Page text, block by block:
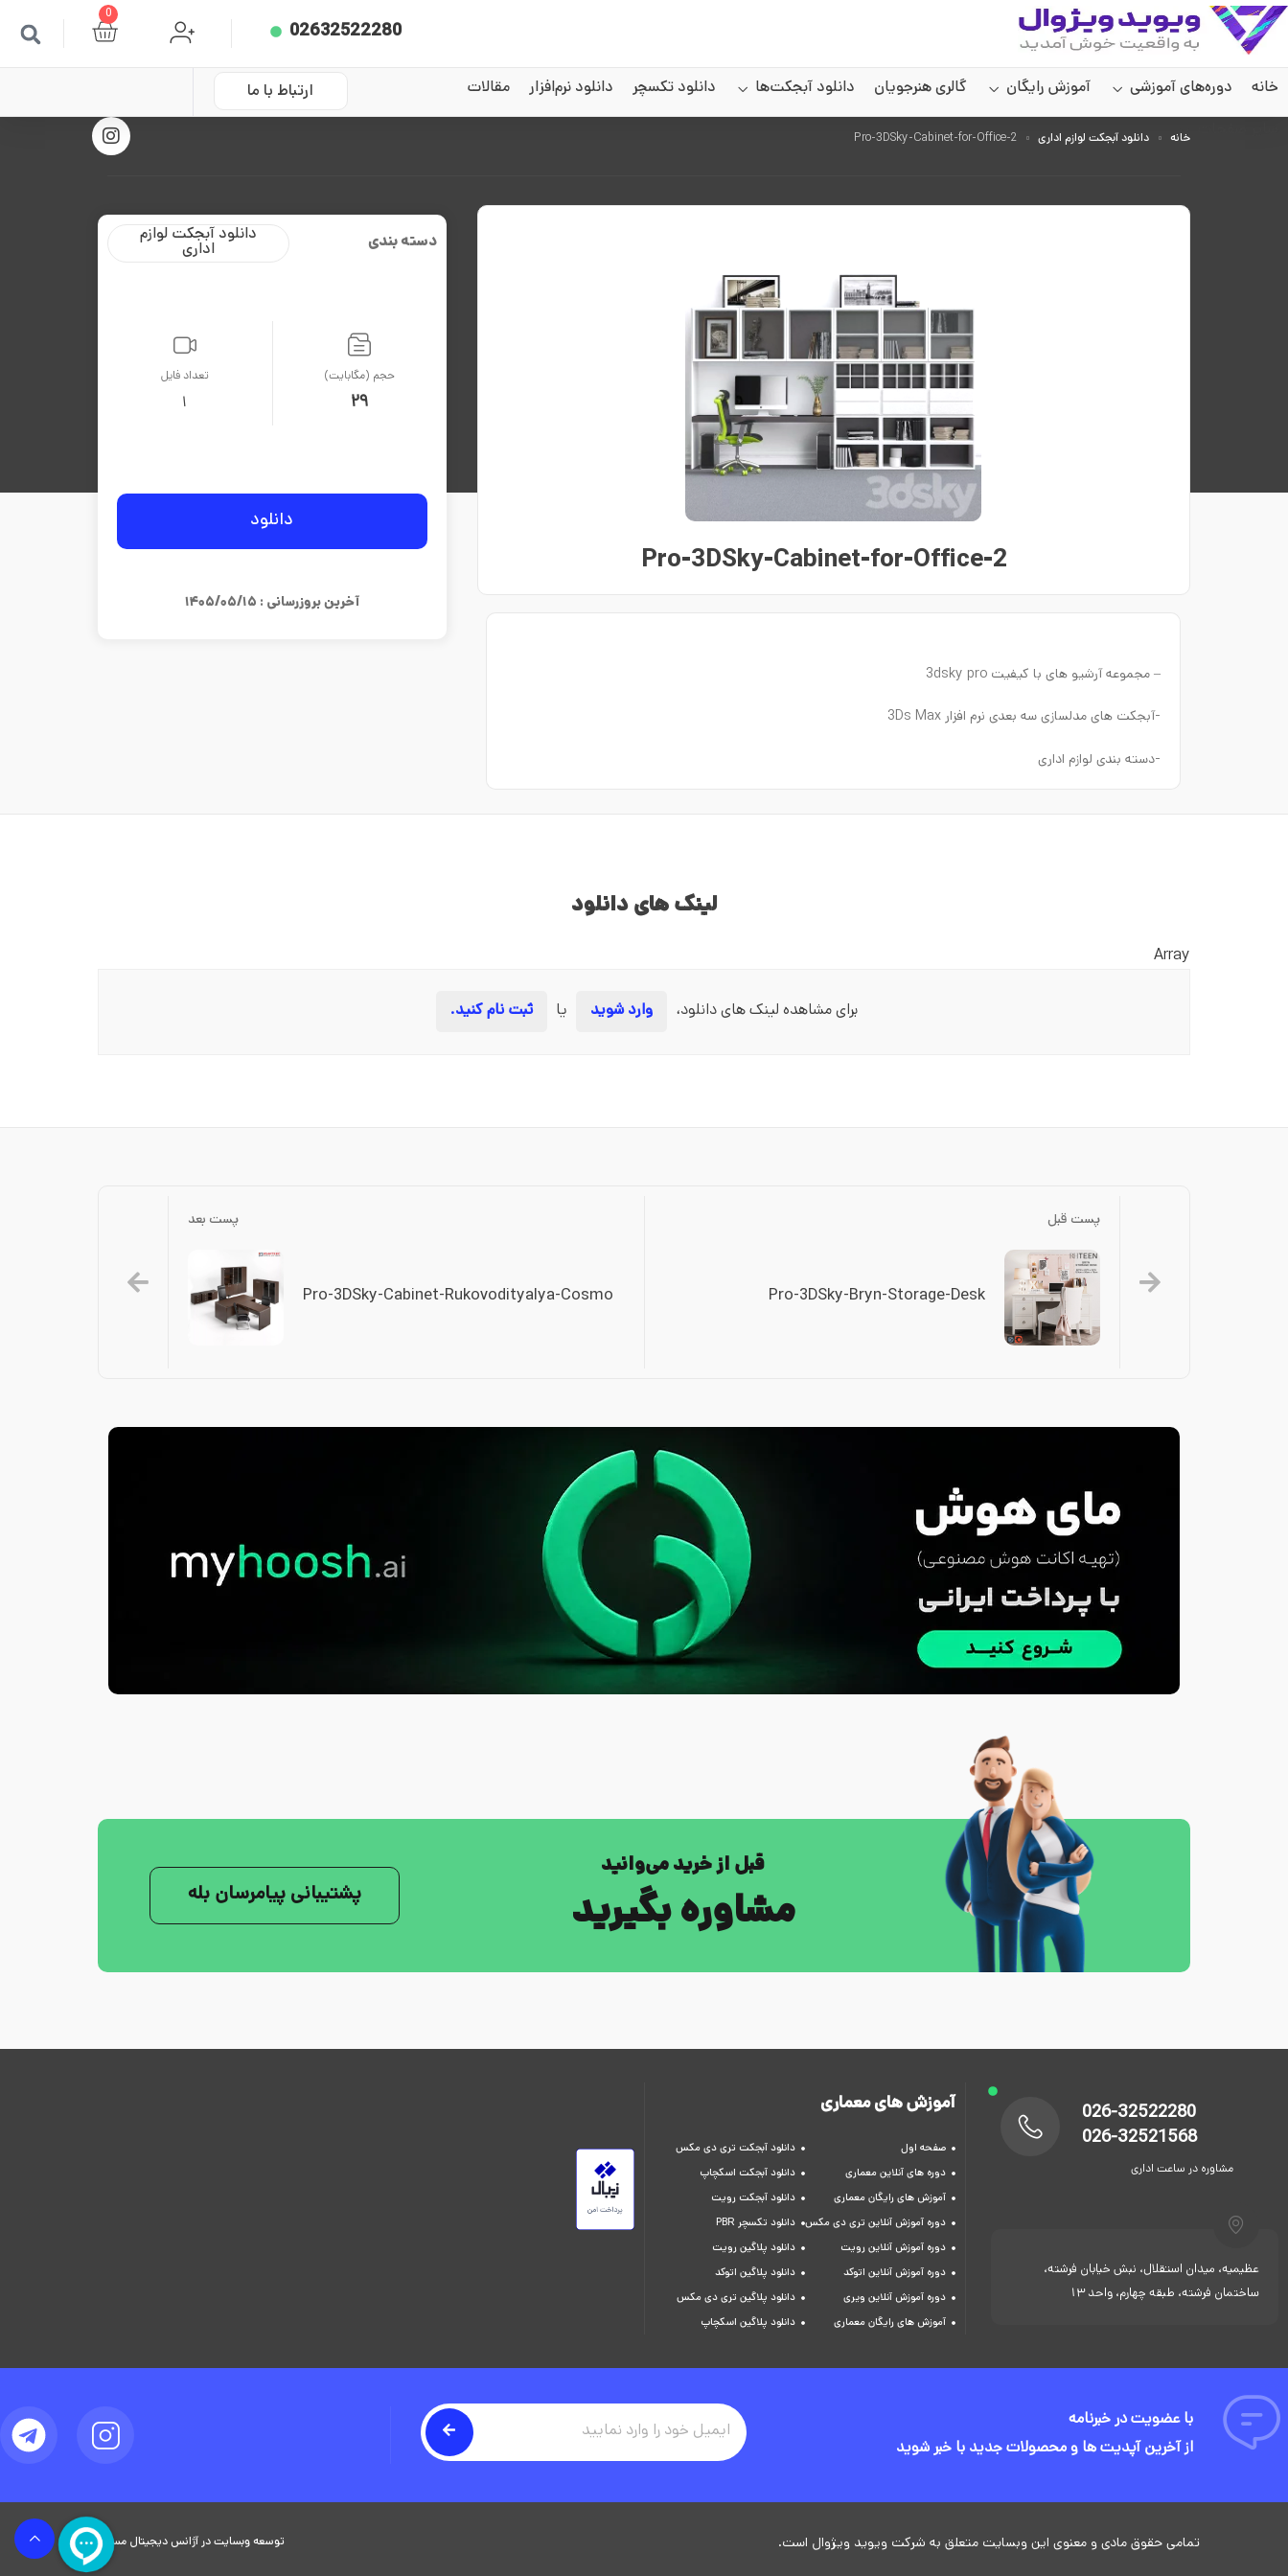
02632522280
0
خانه دوره‌های آموزشی آموزش رایگان گالری هنرجویان دانلود آبجکت‌ها دانلود تکسچر دانلود نرم‌افزار
مقالات
ارتباط با ما
خانه دانلود آبجکت لوازم اداری
Pro-3DSky-Cabinet-for-Office-2
دسته بندی دانلود آبجکت لوازم
اداری
حجم (مگابایت)
29
تعداد فایل
1
دانلود
آخرین بروزرسانی : ۱۴۰۵/۰۵/۱۵
– مجموعه آرشیو های با کیفیت 3dsky pro
-آبجکت های مدلسازی سه بعدی نرم افزار 3Ds Max
-دسته بندی لوازم اداری
لینک های دانلود
Array
برای مشاهده لینک های دانلود، وارد شوید یا ثبت نام کنید.
پست قبل
Pro-3DSky-Bryn-Storage-Desk
پست بعد
Pro-3DSky-Cabinet-Rukovodityalya-Cosmo
قبل از خرید می‌وانید
مشاوره بگیرید پشتیبانی پیامرسان بله
026-32522280
026-32521568
مشاوره در ساعت اداری
عظیمیه، میدان استقلال، نبش خیابان فرشته،
ساختمان فرشته، طبقه چهارم، واحد 13
آموزش های معماری
صفحه اول
دوره های آنلاین معماری
آموزش های رایگان معماری
دوره آموزش آنلاین تری دی مکس
دوره آموزش آنلاین رویت
دوره آموزش آنلاین اتوکد
دوره آموزش آنلاین ویری
آموزش های رایگان معماری
دانلود آبجکت تری دی مکس
دانلود آبجکت اسکچاپ
دانلود آبجکت رویت
دانلود تکسچر PBR
دانلود پلاگین رویت
دانلود پلاگین اتوکد
دانلود پلاگین تری دی مکس
دانلود پلاگین اسکچاپ
با عضویت در خبرنامه
از آخرین آپدیت ها و محصولات جدید با خبر شوید
تمامی حقوق مادی و معنوی این وبسایت متعلق به شرکت ویوید ویژوال است. توسعه وبسایت در آژانس دیجیتال مستر ادز